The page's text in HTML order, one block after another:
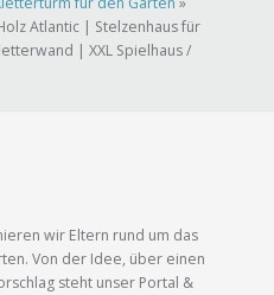
Atlantic | Stelzenhaus für
| XXL Spielhaus /
wir Eltern rund um das
Von der Idee, über einen
steht unser Portal &